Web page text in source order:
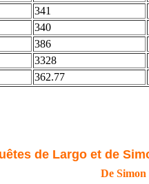
341
340
386
3328
362.77
de Largo et de
De Simon